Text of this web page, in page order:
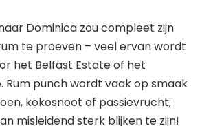
Dominica zou compleet zijn
te proeven – veel ervan wordt
het Belfast Estate of het
Rum punch wordt vaak op smaak
kokosnoot of passievrucht;
misleidend sterk blijken te zijn!